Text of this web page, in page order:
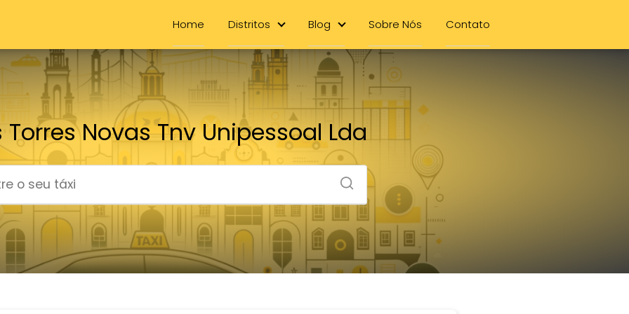
Home Distritos Blog Sobre Nós Contato
Torres Novas Tnv Unipessoal Lda